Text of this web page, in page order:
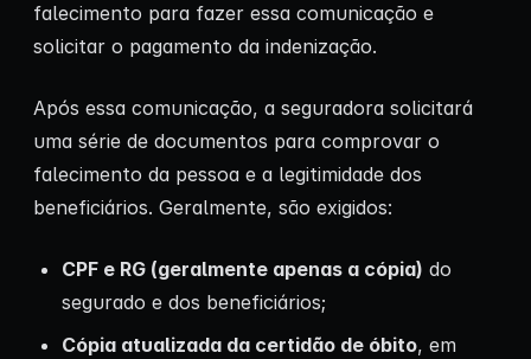
falecimento para fazer essa comunicação e
solicitar o pagamento da indenização.
Após essa comunicação, a seguradora solicitará
uma série de documentos para comprovar o
falecimento da pessoa e a legitimidade dos
beneficiários. Geralmente, são exigidos:
CPF e RG (geralmente apenas a cópia) do
segurado e dos beneficiários;
Cópia atualizada da certidão de óbito, em